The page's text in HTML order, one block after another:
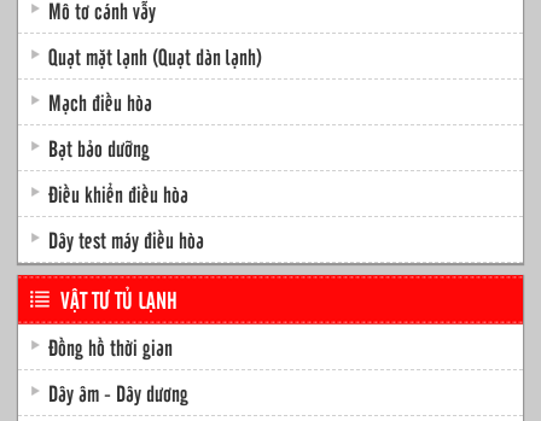
Mô tơ cánh vẫy
Quạt mặt lạnh (Quạt dàn lạnh)
Mạch điều hòa
Bạt bảo dưỡng
Điều khiển điều hòa
Dây test máy điều hòa
VẬT TƯ TỦ LẠNH
Đồng hồ thời gian
Dây âm - Dây dương